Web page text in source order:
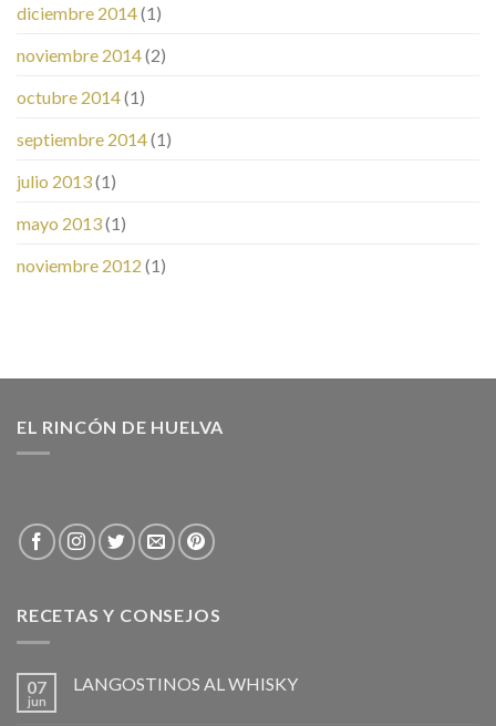
diciembre 2014(1)
noviembre 2014(2)
octubre 2014(1)
septiembre 2014(1)
julio 2013(1)
mayo 2013(1)
noviembre 2012 (1)
EL RINCÓN DE HUELVA
RECETAS Y CONSEJOS
07
jun
LANGOSTINOS AL WHISKY